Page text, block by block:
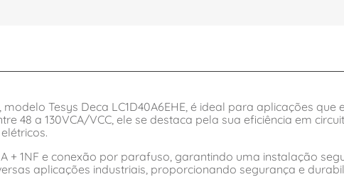
Tesys Deca LC1D40A6EHE, é ideal para aplicações
48 a 130VCA/VCC, ele se destaca pela sua eficiência em
+ 1NF e conexão por parafuso, garantindo uma instalação
aplicações industriais, proporcionando segurança e